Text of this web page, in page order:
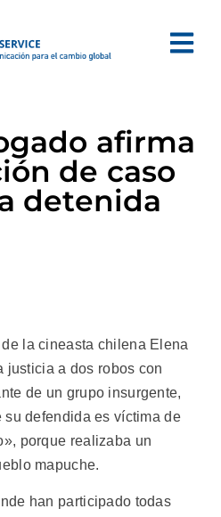
afirma
de caso
detenida
la cineasta chilena Elena
justicia a dos robos con
de un grupo insurgente,
su defendida es víctima de
porque realizaba un
mapuche.
han participado todas